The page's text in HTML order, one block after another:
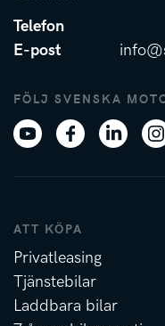
Telefon
E-post
FÖLJ SVENSKA
ATT KÖPA
Privatleasing
Tjänstebilar
Laddbara bilar